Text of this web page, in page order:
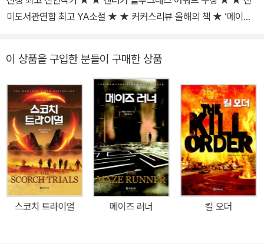
미도서관연합 최고 YA소설 ★ ★ 커커스리뷰 올해의 책 ★ ‘메이즈
로 《스코치 트라이얼》 《데스 큐어》로 이어지며, 정체를 알 수 없는
‘창조자’에 의해 실험실의 쥐처럼 감금당한 채 실험대상이 되어버린
소년들의 의문과 갈등, 그리고 살아남기 위한 분투를 폭발적인 액션
과 서스펜스가 가미된 방대한 스케일로 풀어냈다. 출간 전부터 출판
계는 물론 영화 관계자들 사이에서까지 큰 관심의 대상이 된 이 소설
은 뉴욕타임스 베스트셀러, 아마존 베스트셀러에 오르며 위력을 과시
했고, 20세기폭스사에서는 발 빠르게 영화화 판권을 사들였다. ‘메이
즈 러너’는 소재와 규모 면에서, 또 원작소설이 블록버스터급 영화로
만들어졌다는 점에서 ‘트와일라잇’ ‘헝거 게임’과 비교되며 큰 기대를
모으고 있다. 원작자 제임스 대시너가 직접 각색을 맡은 만큼 소설과
이 상품을 구입한 분들이 구매한 상품
스코치 트라이얼 메이즈 러너 킬 오더